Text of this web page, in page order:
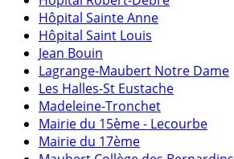
Hôpital Sainte Anne
Hôpital Saint Louis
Jean Bouin
Lagrange-Maubert Notre Dame
Les Halles-St Eustache
Madeleine-Tronchet
Mairie du 15ème - Lecourbe
Mairie du 17ème